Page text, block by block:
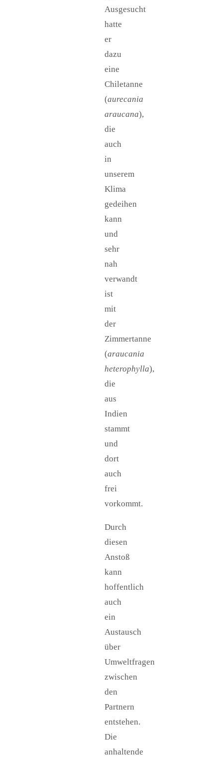
Ausgesucht
hatte
er
dazu
eine
Chiletanne
(aurecania
araucana),
die
auch
in
unserem
Klima
gedeihen
kann
und
sehr
nah
verwandt
ist
mit
der
Zimmertanne
(araucania
heterophylla),
die
aus
Indien
stammt
und
dort
auch
frei
vorkommt.
Durch
diesen
Anstoß
kann
hoffentlich
auch
ein
Austausch
über
Umweltfragen
zwischen
den
Partnern
entstehen.
Die
anhaltende